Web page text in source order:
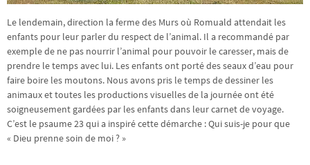
Le lendemain, direction la ferme des Murs où Romuald attendait les
enfants pour leur parler du respect de l’animal. Il a recommandé par
exemple de ne pas nourrir l’animal pour pouvoir le caresser, mais de
prendre le temps avec lui. Les enfants ont porté des seaux d’eau pour
faire boire les moutons. Nous avons pris le temps de dessiner les
animaux et toutes les productions visuelles de la journée ont été
soigneusement gardées par les enfants dans leur carnet de voyage.
C’est le psaume 23 qui a inspiré cette démarche : Qui suis-je pour que
« Dieu prenne soin de moi ? »